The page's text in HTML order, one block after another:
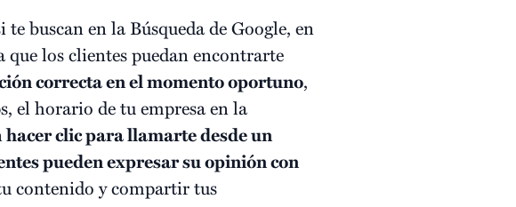
te buscan en la Búsqueda de Google, en
los clientes puedan encontrarte
correcta en el momento oportuno,
el horario de tu empresa en la
hacer clic para llamarte desde un
pueden expresar su opinión con
contenido y compartir tus